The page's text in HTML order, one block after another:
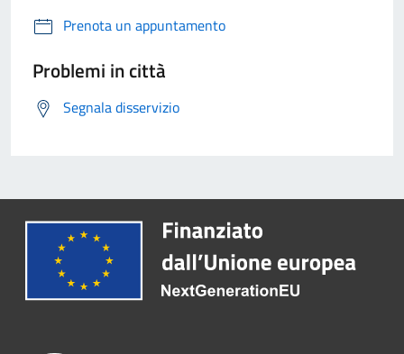
Prenota un appuntamento
Problemi in città
Segnala disservizio